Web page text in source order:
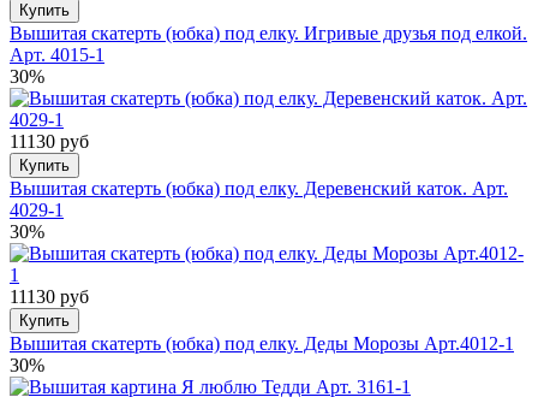
Купить
Вышитая скатерть (юбка) под елку. Игривые друзья под елкой.
Арт. 4015-1
30%
11130 руб
Купить
Вышитая скатерть (юбка) под елку. Деревенский каток. Арт.
4029-1
30%
11130 руб
Купить
Вышитая скатерть (юбка) под елку. Деды Морозы Арт.4012-1
30%